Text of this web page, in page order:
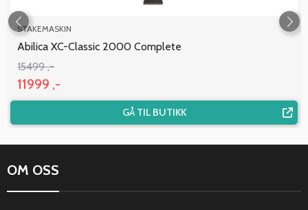
STAKEMASKIN
Abilica XC-Classic 2000 Complete
15499 ,-
11999 ,-
GÅ TIL BUTIKK
OM OSS